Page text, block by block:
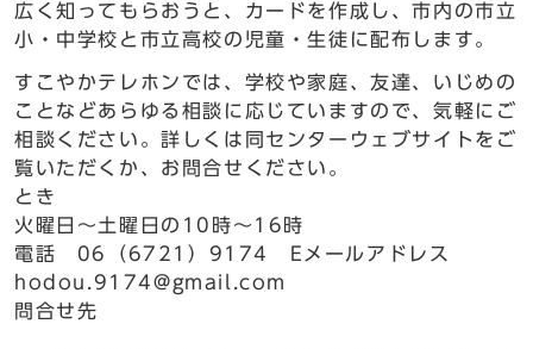
広く知ってもらおうと、カードを作成し、市内の市立
小・中学校と市立高校の児童・生徒に配布します。
すこやかテレホンでは、学校や家庭、友達、いじめの
ことなどあらゆる相談に応じていますので、気軽にご
相談ください。詳しくは同センターウェブサイトをご
覧いただくか、お問合せください。
とき
火曜日～土曜日の10時～16時
電話 06（6721）9174 Eメールアドレス
hodou.9174@gmail.com
問合せ先